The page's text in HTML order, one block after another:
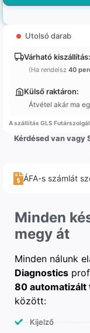
Utolsó darab
Várható kiszállítás:
(Ha rendelsz 40
Külső raktáron:
Átvétel akár ma
A szállítás GLS
Kérdésed van vagy
ÁFA-s számlát
Minden
megy át
Minden nálunk
Diagnostics
80 automatizált
között:
Kijelző